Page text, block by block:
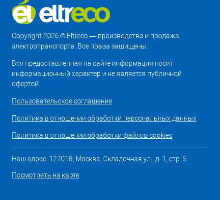
Copyright 2026 © Eltreco — производство и продажа
электротранспорта. Все права защищены.
Вся предоставленная на сайте информация носит
информационный характер и не является публичной
офертой.
Пользовательское соглашение
Политика в отношении обработки персональных данных
Политика в отношении обработки файлов cookies
Наш адрес: 127018, Москва, Складочная ул., д. 1, стр. 5
Посмотреть на карте